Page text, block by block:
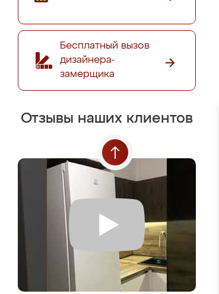
Бесплатный вызов
дизайнера-
замерщика
Отзывы наших клиентов